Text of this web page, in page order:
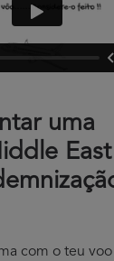
uma
com o teu